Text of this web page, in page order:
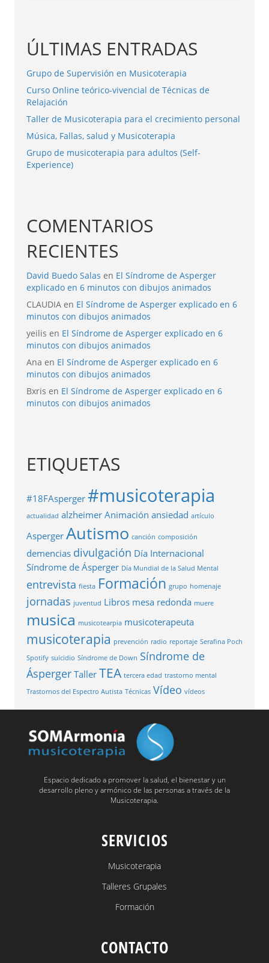
ÚLTIMAS ENTRADAS
Grupo de Supervisión en Musicoterapia
Curso Online teórico-vivencial de Técnicas de
Relajación
Taller de Musicoterapia para el crecimiento personal
Música, Fallas, salud y Musicoterapia
Grupo de musicoterapia para adultos (Self-
Experience)
COMENTARIOS
RECIENTES
David Buedo Salas en El Síndrome de Asperger
explicado en 6 minutos con dibujos animados
CLAUDIA en El Síndrome de Asperger explicado en 6
minutos con dibujos animados
yeilis en El Síndrome de Asperger explicado en 6
minutos con dibujos animados
Ana en El Síndrome de Asperger explicado en 6
minutos con dibujos animados
Bxris en El Síndrome de Asperger explicado en 6
minutos con dibujos animados
ETIQUETAS
#18FAsperger #musicoterapia
actualidad alzheimer Animación ansiedad artículo
Asperger Autismo canción composición
demencias divulgación Día Internacional
Síndrome de Ásperger Día Mundial de la Salud Mental
entrevista fiesta Formación grupo homenaje
jornadas juventud Libros mesa redonda muere
musica musicotearpia musicoterapeuta
musicoterapia prevención radio reportaje Serafina Poch
Spotify suicidio Síndrome de Down Síndrome de
Ásperger Taller TEA tercera edad trastorno mental
Trastornos del Espectro Autista Técnicas Vídeo vídeos
Espacio dedicado a promover la salud, el bienestar y un
desarrollo pleno y armónico de las personas a través de la
Musicoterapia.
SERVICIOS
Musicoterapia
Talleres Grupales
Formación
CONTACTO